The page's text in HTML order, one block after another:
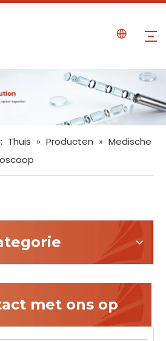
Thuis » Producten » Medische
met ons op